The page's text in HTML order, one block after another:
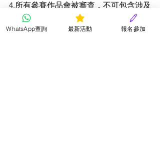
4.所有參賽作品會被審查，不可包含涉及
色情、暴力、政治、不良意識或商業宣
傳等成份，否則會取消其參賽資格而無
WhatsApp查詢 最新活動 報名參加